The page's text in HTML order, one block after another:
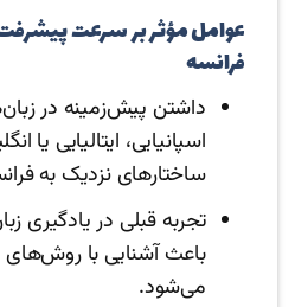
فرانسه
داشتن پیش‌زمینه در
اسپانیایی، ایتالیایی یا
ساختارهای نزدیک به
تجربه قبلی در یادگیری
باعث آشنایی با روش‌های
می‌شود.